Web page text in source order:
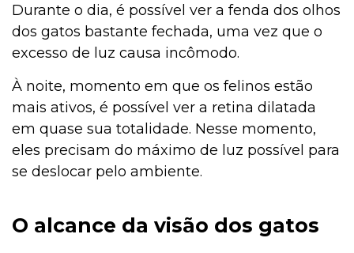
Durante o dia, é possível ver a fenda dos olhos
dos gatos bastante fechada, uma vez que o
excesso de luz causa incômodo.
À noite, momento em que os felinos estão
mais ativos, é possível ver a retina dilatada
em quase sua totalidade. Nesse momento,
eles precisam do máximo de luz possível para
se deslocar pelo ambiente.
O alcance da visão dos gatos